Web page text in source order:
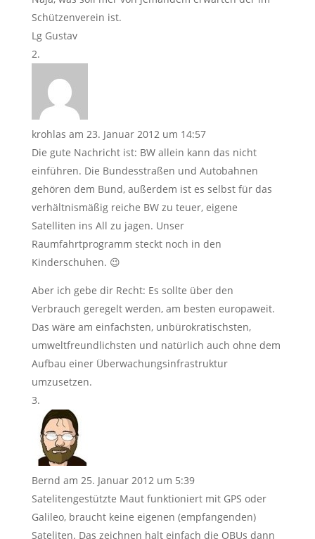
Schützenverein ist.
Lg Gustav
krohlas am 23. Januar 2012 um 14:57
Die gute Nachricht ist: BW allein kann das nicht
einführen. Die Bundesstraßen und Autobahnen
gehören dem Bund, außerdem ist es selbst für das
verhältnismäßig reiche BW zu teuer, eigene
Satelliten ins All zu jagen. Unser
Raumfahrtprogramm steckt noch in den
Kinderschuhen. 😉
Aber ich gebe dir Recht: Es sollte über den
Verbrauch geregelt werden, am besten europaweit.
Das wäre am einfachsten, unbürokratischsten,
umweltfreundlichsten und natürlich auch ohne dem
Aufbau einer Überwachungsinfrastruktur
umzusetzen.
Bernd am 25. Januar 2012 um 5:39
Satelitengestützte Maut funktioniert mit GPS oder
Galileo, braucht keine eigenen (empfangenden)
Sateliten. Das zeichnen halt einfach die OBUs dann